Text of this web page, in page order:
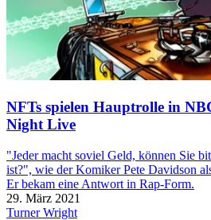
NFTs spielen Hauptrolle in
Night Live
"Jeder macht soviel Geld, können Sie
ist?", wie der Komiker Pete Davidson
Er bekam eine Antwort in Rap-Form.
29. März 2021
Turner Wright